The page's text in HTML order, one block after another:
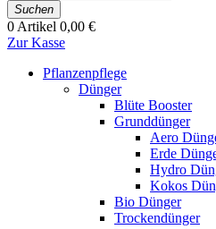
Suchen
0 Artikel 0,00 €
Zur Kasse
Pflanzenpflege
Dünger
Blüte Booster
Grunddünger
Aero
Erde
Hydro
Kokos
Bio Dünger
Trockendünger